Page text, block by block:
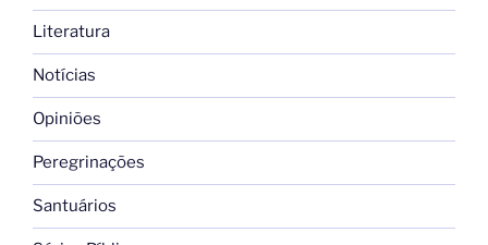
Literatura
Notícias
Opiniões
Peregrinações
Santuários